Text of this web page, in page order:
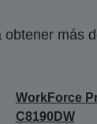
más
WorkForce
C8190DW